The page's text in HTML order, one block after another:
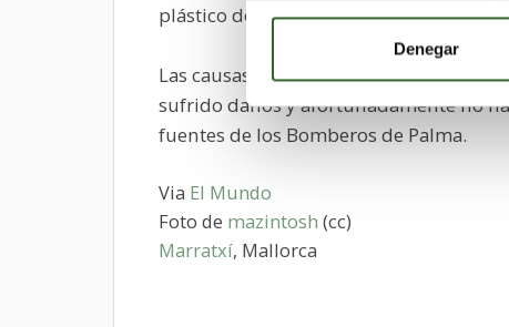
Denegar
plástico donde se guardaba el aceite
Las causas del siniestro aún no están
sufrido daños y afortunadamente no
fuentes de los Bomberos de Palma.
Via El Mundo
Foto de mazintosh (cc)
Marratxí, Mallorca